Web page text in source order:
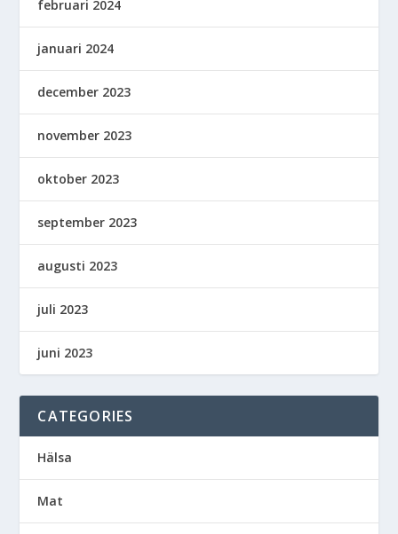
februari 2024
januari 2024
december 2023
november 2023
oktober 2023
september 2023
augusti 2023
juli 2023
juni 2023
CATEGORIES
Hälsa
Mat